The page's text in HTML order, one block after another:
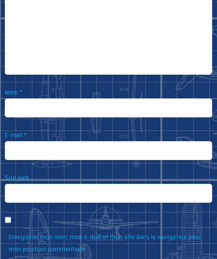
Nom *
E-mail *
Site web
Enregistrer mon nom, mon e-mail et mon site dans le navigateur pour
mon prochain commentaire.